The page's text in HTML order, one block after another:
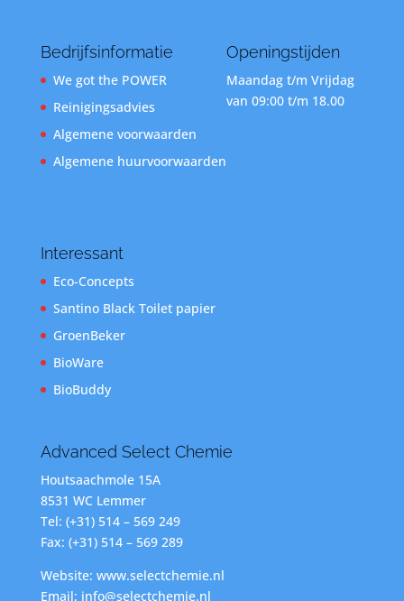
Bedrijfsinformatie
We got the POWER
Reinigingsadvies
Algemene voorwaarden
Algemene huurvoorwaarden
Openingstijden
Maandag t/m Vrijdag
van 09:00 t/m 18.00
Interessant
Eco-Concepts
Santino Black Toilet papier
GroenBeker
BioWare
BioBuddy
Advanced Select Chemie
Houtsaachmole 15A
8531 WC Lemmer
Tel: (+31) 514 – 569 249
Fax: (+31) 514 – 569 289
Website: www.selectchemie.nl
Email: info@selectchemie.nl